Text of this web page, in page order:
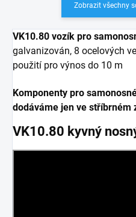
Zobrazit všechny
VK10.80 vozík pro
galvanizován, 8 ocelových
použití pro výnos do 10 m
Komponenty pro
dodáváme jen ve stříbrném
VK10.80 kyvný